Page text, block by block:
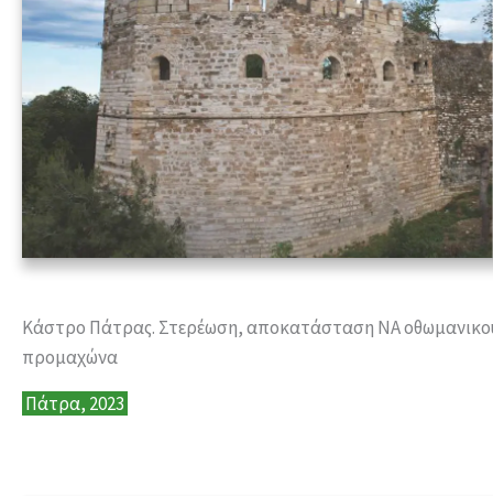
Κάστρο Πάτρας. Στερέωση, αποκατάσταση ΝΑ
προμαχώνα
Πάτρα, 2023